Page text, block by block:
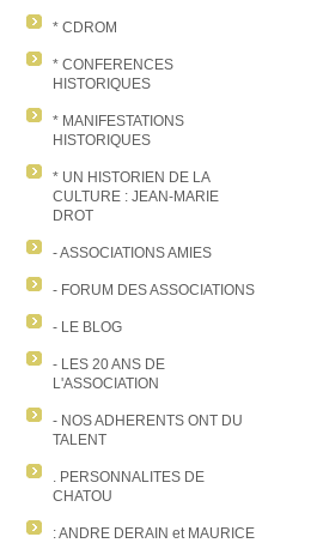
* CDROM
* CONFERENCES
HISTORIQUES
* MANIFESTATIONS
HISTORIQUES
* UN HISTORIEN DE LA
CULTURE : JEAN-MARIE
DROT
- ASSOCIATIONS AMIES
- FORUM DES ASSOCIATIONS
- LE BLOG
- LES 20 ANS DE
L'ASSOCIATION
- NOS ADHERENTS ONT DU
TALENT
. PERSONNALITES DE
CHATOU
: ANDRE DERAIN et MAURICE